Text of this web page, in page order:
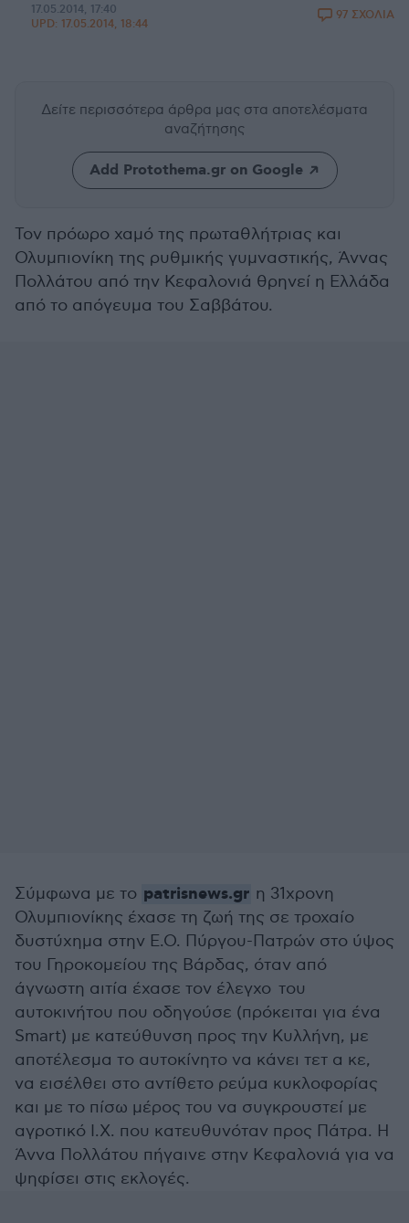
17.05.2014, 17:40
UPD: 17.05.2014, 18:44
97 ΣΧΟΛΙΑ
Δείτε περισσότερα άρθρα μας στα αποτελέσματα
αναζήτησης
Add Protothema.gr on Google
Τον πρόωρο χαμό της πρωταθλήτριας και
Ολυμπιονίκη της ρυθμικής γυμναστικής, Άννας
Πολλάτου από την Κεφαλονιά θρηνεί η Ελλάδα
από το απόγευμα του Σαββάτου.
Σύμφωνα με το patrisnews.gr η 31χρονη
Ολυμπιονίκης έχασε τη ζωή της σε τροχαίο
δυστύχημα στην Ε.Ο. Πύργου-Πατρών στο ύψος
του Γηροκομείου της Βάρδας, όταν από
άγνωστη αιτία έχασε τον έλεγχο του
αυτοκινήτου που οδηγούσε (πρόκειται για ένα
Smart) με κατεύθυνση προς την Κυλλήνη, με
αποτέλεσμα το αυτοκίνητο να κάνει τετ α κε,
να εισέλθει στο αντίθετο ρεύμα κυκλοφορίας
και με το πίσω μέρος του να συγκρουστεί με
αγροτικό Ι.Χ. που κατευθυνόταν προς Πάτρα. Η
Άννα Πολλάτου πήγαινε στην Κεφαλονιά για να
ψηφίσει στις εκλογές.